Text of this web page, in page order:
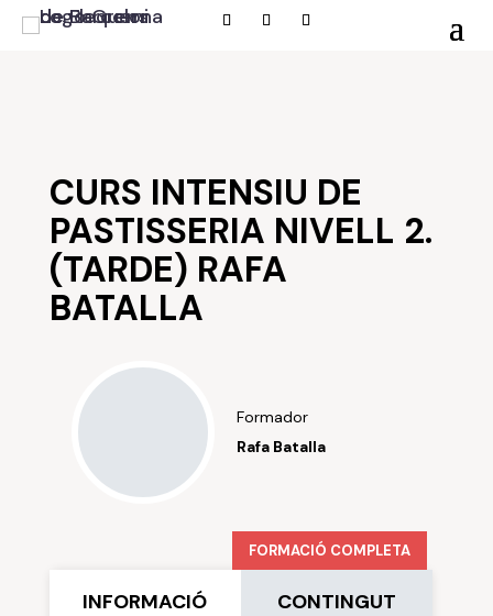
CURS INTENSIU DE
PASTISSERIA NIVELL 2.
(TARDE) RAFA
BATALLA
Formador
Rafa Batalla
FORMACIÓ COMPLETA
INFORMACIÓ
CONTINGUT